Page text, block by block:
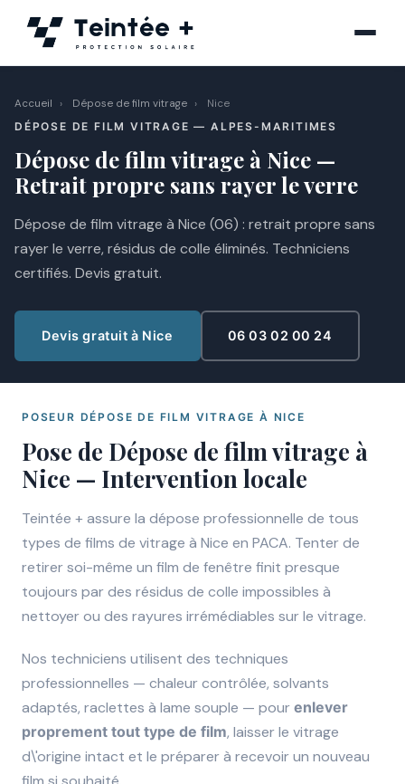
Accueil › Dépose de film vitrage › Nice
DÉPOSE DE FILM VITRAGE — ALPES-MARITIMES
Dépose de film vitrage à Nice —
Retrait propre sans rayer le verre
Dépose de film vitrage à Nice (06) : retrait propre sans
rayer le verre, résidus de colle éliminés. Techniciens
certifiés. Devis gratuit.
Devis gratuit à Nice 06 03 02 00 24
POSEUR DÉPOSE DE FILM VITRAGE À NICE
Pose de Dépose de film vitrage à
Nice — Intervention locale
Teintée + assure la dépose professionnelle de tous
types de films de vitrage à Nice en PACA. Tenter de
retirer soi-même un film de fenêtre finit presque
toujours par des résidus de colle impossibles à
nettoyer ou des rayures irrémédiables sur le vitrage.
Nos techniciens utilisent des techniques
professionnelles — chaleur contrôlée, solvants
adaptés, raclettes à lame souple — pourenlever
proprement tout type de film, laisser le vitrage
d\'origine intact et le préparer à recevoir un nouveau